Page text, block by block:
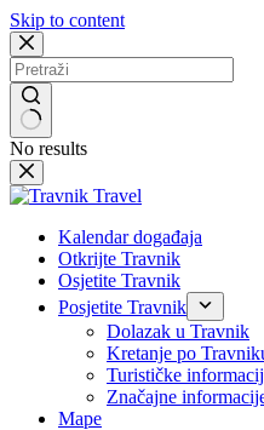
Skip to content
No results
Kalendar događaja
Otkrijte Travnik
Osjetite Travnik
Posjetite Travnik
Dolazak u Travnik
Kretanje po
Turističke
Značajne
Mape